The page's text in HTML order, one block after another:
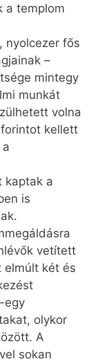
a templom
nyolcezer fős
–
mintegy
munkát
volna
kellett
kaptak a
is
vetített
elmúlt két és
egy
olykor
A
sokan